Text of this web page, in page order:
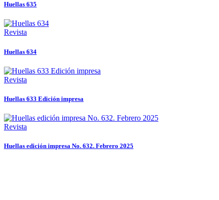
Huellas 635
Revista
Huellas 634
Revista
Huellas 633 Edición impresa
Revista
Huellas edición impresa No. 632. Febrero 2025